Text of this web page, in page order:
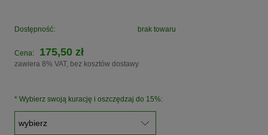
Dostępność: brak towaru
Cena: 175,50 zł
zawiera 8% VAT, bez kosztów dostawy
* Wybierz swoją kurację i oszczędzaj do 15%: